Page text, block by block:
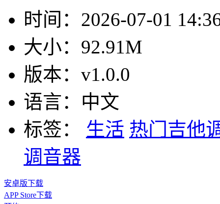
时间： 2026-07-01
大小： 92.91M
版本： v1.0.0
语言： 中文
标签：
生活 热门吉他
调音器
安卓版下载
APP Store下载